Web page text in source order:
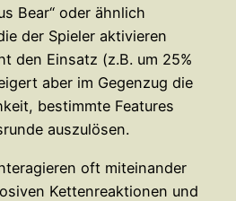
Bear“ oder ähnlich
der Spieler aktivieren
den Einsatz (z.B. um 25%
aber im Gegenzug die
bestimmte Features
auszulösen.
oft miteinander
Kettenreaktionen und